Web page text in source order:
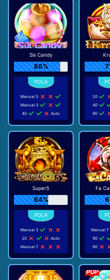
Six Candy
86%
Manual 5
Manual 3
40
Auto
20
40
90
Super5
64%
Manual 3
20
Auto
Manual 7
Fa
Manual 7
90
90